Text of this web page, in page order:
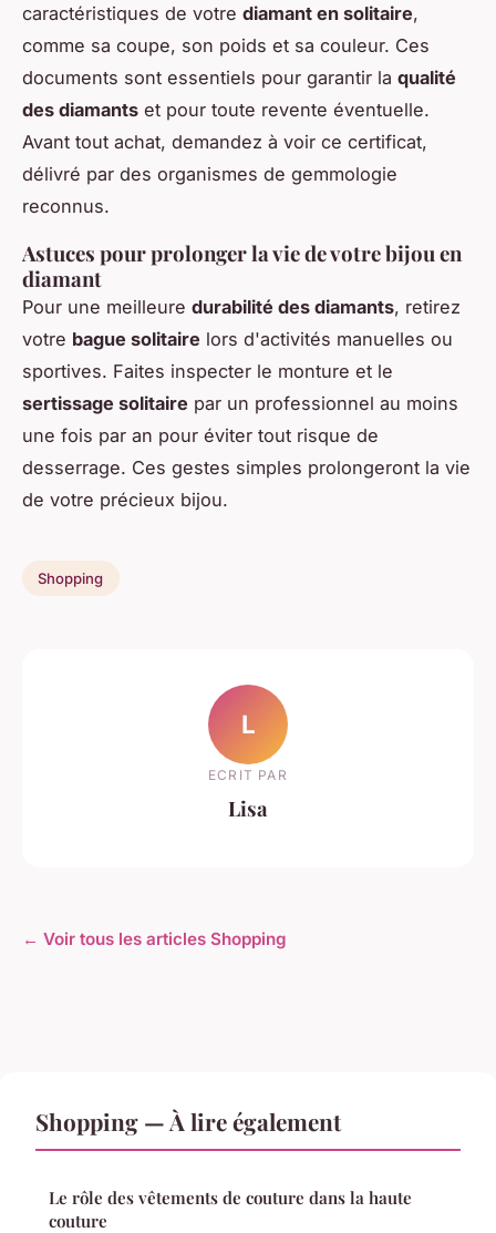
caractéristiques de votre diamant en solitaire,
comme sa coupe, son poids et sa couleur. Ces
documents sont essentiels pour garantir la qualité
des diamants et pour toute revente éventuelle.
Avant tout achat, demandez à voir ce certificat,
délivré par des organismes de gemmologie
reconnus.
Astuces pour prolonger la vie de votre bijou en
diamant
Pour une meilleure durabilité des diamants, retirez
votre bague solitaire lors d'activités manuelles ou
sportives. Faites inspecter le monture et le
sertissage solitaire par un professionnel au moins
une fois par an pour éviter tout risque de
desserrage. Ces gestes simples prolongeront la vie
de votre précieux bijou.
Shopping
L
ECRIT PAR
Lisa
← Voir tous les articles Shopping
Shopping — À lire également
Le rôle des vêtements de couture dans la haute
couture